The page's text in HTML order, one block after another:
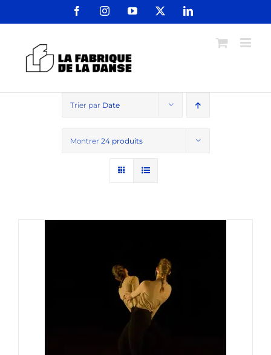
FacebookInstagramYouTube LinkedIn
Trier par Date
Montrer 24 produits